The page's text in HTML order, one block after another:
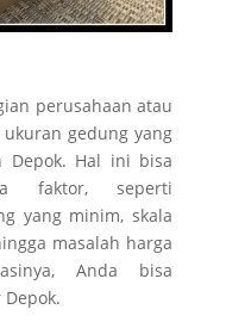
perusahaan atau
gedung yang
Depok. Hal ini bisa
faktor, seperti
yang minim, skala
masalah harga
Anda bisa